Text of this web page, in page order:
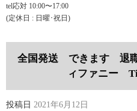
tel応対 10:00〜17:00
(定休日 : 日曜･祝日)
全国発送 できます
ィファニー
投稿日 2021年6月12日